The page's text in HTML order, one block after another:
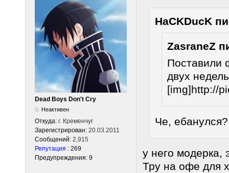
Dead Boys Don't Cry
Неактивен
Откуда: г. Кременчуг
Зарегистрирован: 20.03.2011
Сообщений: 2,915
Репутация : 269
Предупреждения: 9
HaCKDucK
ZasraneZ
Поставили
двух
[img]http://
Че,
у него модерка,
Тру на офе для